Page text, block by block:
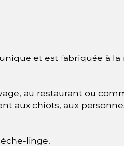
et est fabriquée à la
au restaurant ou
aux chiots, aux
linge.